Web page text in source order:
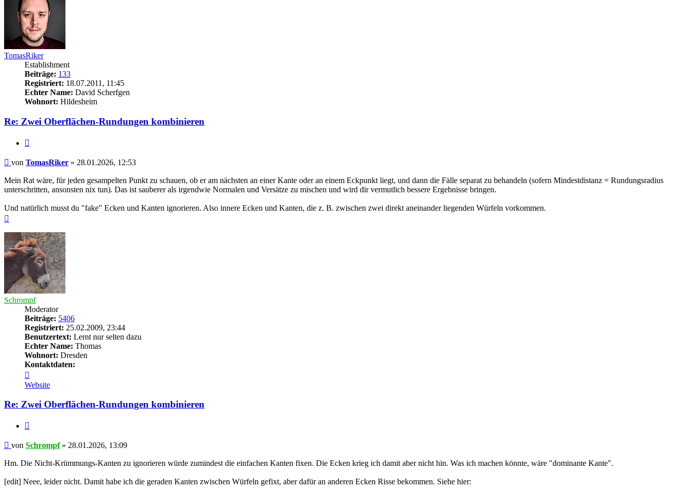
TomasRiker
Establishment
Beiträge: 133
Registriert: 18.07.2011, 11:45
Echter Name: David Scherfgen
Wohnort: Hildesheim
Re: Zwei Oberflächen-Rundungen kombinieren
Beitrag
von TomasRiker » 28.01.2026, 12:53
Mein Rat wäre, für jeden gesampelten Punkt zu schauen, ob er am nächsten an einer Kante oder an einem Eckpunkt liegt, und dann die Fälle separat zu behandeln (sofern Mindestdistanz = Rundungsradius
unterschritten, ansonsten nix tun). Das ist sauberer als irgendwie Normalen und Versätze zu mischen und wird dir vermutlich bessere Ergebnisse bringen.
Und natürlich musst du "fake" Ecken und Kanten ignorieren. Also innere Ecken und Kanten, die z. B. zwischen zwei direkt aneinander liegenden Würfeln vorkommen.
Schrompf
Moderator
Beiträge: 5406
Registriert: 25.02.2009, 23:44
Benutzertext: Lernt nur selten dazu
Echter Name: Thomas
Wohnort: Dresden
Kontaktdaten:
von
Schrompf
Website
Re: Zwei Oberflächen-Rundungen kombinieren
Beitrag
von Schrompf» 28.01.2026, 13:09
Hm. Die Nicht-Krümmungs-Kanten zu ignorieren würde zumindest die einfachen Kanten fixen. Die Ecken krieg ich damit aber nicht hin. Was ich machen könnte, wäre "dominante Kante".
[edit] Neee, leider nicht. Damit habe ich die geraden Kanten zwischen Würfeln gefixt, aber dafür an anderen Ecken Risse bekommen. Siehe hier: